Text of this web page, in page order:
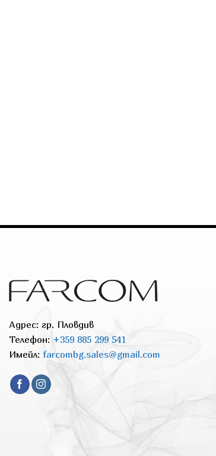
Адрес: гр. Пловдив
Телефон: +359 885 299 541
Имейл: farcombg.sales@gmail.com